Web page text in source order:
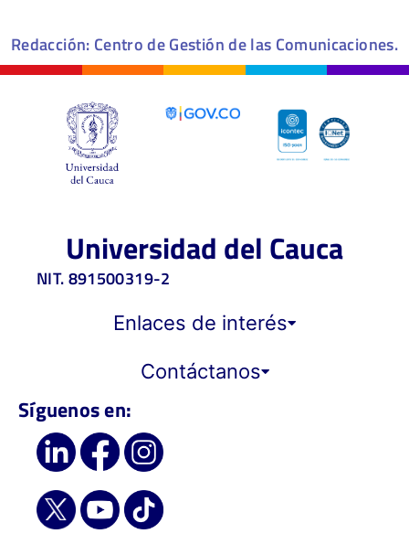
Redacción: Centro de Gestión de las Comunicaciones.
Universidad del Cauca
NIT. 891500319-2
Enlaces de interés
Contáctanos
Síguenos en: